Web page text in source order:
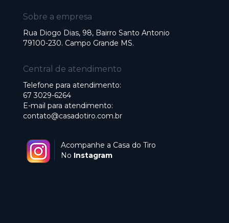
Sobre a empresa
Rua Diogo Dias, 98, Bairro Santo Antonio
79100-230. Campo Grande MS.
Central de atendimento
Telefone para atendimento:
67 3029-6264
E-mail para atendimento:
contato@casadotiro.com.br
Acompanhe a Casa do Tiro
No Instagram